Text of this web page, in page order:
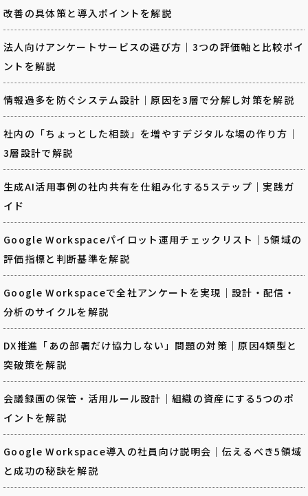
改善の具体策と導入ポイントを解説
法人向けアンケートサービスの選び方｜3つの評価軸と比較ポイ
ントを解説
情報過多を防ぐシステム設計｜原因を3層で分解し対策を解説
社内の「ちょっとした相談」を増やすデジタルな場の作り方｜
3層設計で解説
生成AI活用事例の社内共有を仕組み化する5ステップ｜実践ガ
イド
Google Workspaceパイロット運用チェックリスト｜5領域の
評価指標と判断基準を解説
Google Workspaceで全社アンケートを実現｜設計・配信・
分析のサイクルを解説
DX推進「あの部署だけ協力しない」問題の対策｜原因4類型と
突破策を解説
会議録画の保管・活用ルール設計｜組織の資産にする5つのポ
イントを解説
Google Workspace導入の社員向け説明会｜伝えるべき5領域
と成功の秘訣を解説